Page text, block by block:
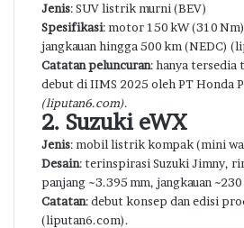
Jenis: SUV listrik murni (BEV)
Spesifikasi: motor 150 kW (310
jangkauan hingga 500 km (NEDC) (
Catatan peluncuran: hanya tersedia
debut di IIMS 2025 oleh PT Honda
(liputan6.com).
2. Suzuki eWX
Jenis: mobil listrik kompak (mini
Desain: terinspirasi Suzuki Jimny,
panjang ~3.395 mm, jangkauan ~230
Catatan: debut konsep dan edisi
(liputan6.com).